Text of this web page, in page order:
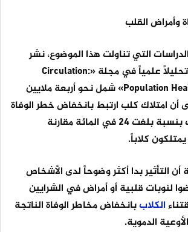
وأمراض القلب
التي تناولت هذا الموضوع، نشر
باحثون عام 2019 تحليلاً علمياً في مجلة «Circulation:
Population Health and Outcomes» شمل نحو أربعة ملايين
امتلاك كلب ارتبط بانخفاض خطر الوفاة
من مختلف الأسباب بنسبة بلغت 24 في المائة مقارنة
كلاباً.
التأثير بدا أكثر وضوحاً لدى الأشخاص
لنوبات قلبية أو أمراض في الشرايين
الكلاببانخفاض مخاطر الوفاة الناتجة
الدموية.